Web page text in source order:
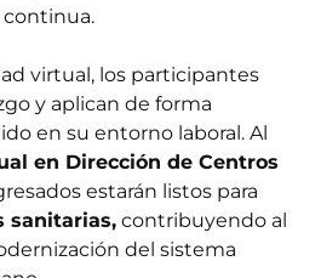
continua.
virtual, los participantes
y aplican de forma
en su entorno laboral. Al
en Dirección de Centros
estarán listos para
sanitarias, contribuyendo al
del sistema